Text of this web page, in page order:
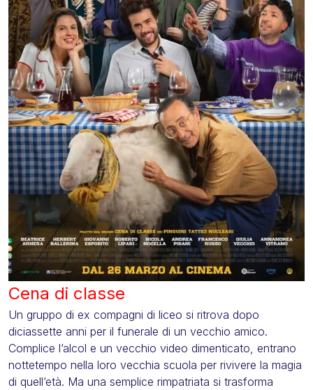
Cena di classe
Un gruppo di ex compagni di liceo si ritrova dopo
diciassette anni per il funerale di un vecchio amico.
Complice l’alcol e un vecchio video dimenticato, entrano
nottetempo nella loro vecchia scuola per rivivere la magia
di quell’età. Ma una semplice rimpatriata si trasforma